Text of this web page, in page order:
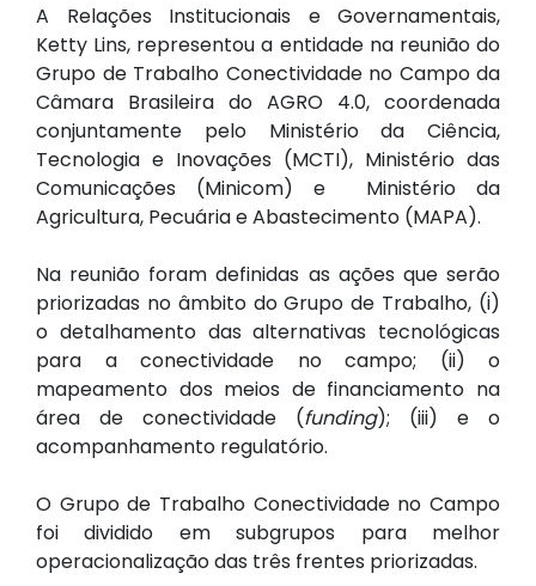
A Relações Institucionais e Governamentais,
Ketty Lins, representou a entidade na reunião do
Grupo de Trabalho Conectividade no Campo da
Câmara Brasileira do AGRO 4.0, coordenada
conjuntamente pelo Ministério da Ciência,
Tecnologia e Inovações (MCTI), Ministério das
Comunicações (Minicom) e Ministério da
Agricultura, Pecuária e Abastecimento (MAPA).
Na reunião foram definidas as ações que serão
priorizadas no âmbito do Grupo de Trabalho, (i)
o detalhamento das alternativas tecnológicas
para a conectividade no campo; (ii) o
mapeamento dos meios de financiamento na
área de conectividade (funding); (iii) e o
acompanhamento regulatório.
O Grupo de Trabalho Conectividade no Campo
foi dividido em subgrupos para melhor
operacionalização das três frentes priorizadas.